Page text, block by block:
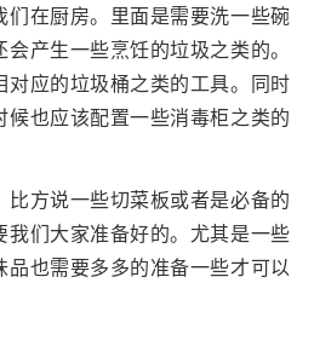
在厨房。里面是需要洗一些碗
产生一些烹饪的垃圾之类的。
对应的垃圾桶之类的工具。同时
也应该配置一些消毒柜之类的
方说一些切菜板或者是必备的
们大家准备好的。尤其是一些
也需要多多的准备一些才可以